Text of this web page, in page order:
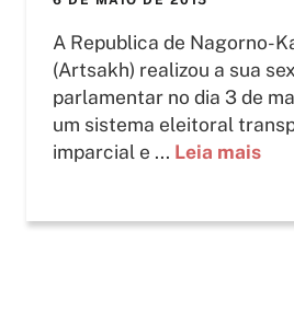
A Republica de Nagorno-
(Artsakh) realizou a sua
parlamentar no dia 3 de
um sistema eleitoral
imparcial e ... Leia mais